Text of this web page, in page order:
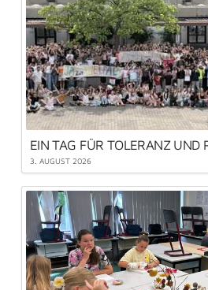
EIN TAG FÜR TOLERANZ UND
3. AUGUST 2026